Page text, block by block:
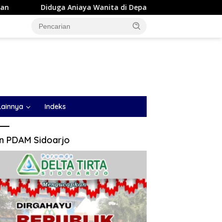
Aniaya Wanita di Depan SPBU Denai, Doni Chaniago
Indeks
PDAM Sidoarjo